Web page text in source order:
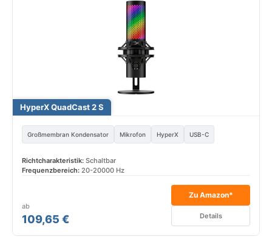
HyperX QuadCast 2 S
Großmembran Kondensator Mikrofon HyperX USB-C
Richtcharakteristik: Schaltbar
Frequenzbereich: 20-20000 Hz
ab
109,65 €
Zu Amazon*
Details